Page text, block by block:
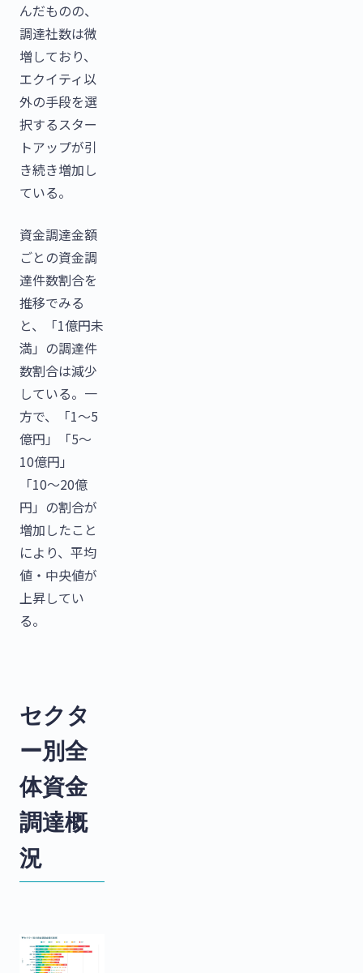
んだものの、
調達社数は微
増しており、
エクイティ以
外の手段を選
択するスター
トアップが引
き続き増加し
ている。
資金調達金額
ごとの資金調
達件数割合を
推移でみる
と、「1億円未
満」の調達件
数割合は減少
している。一
方で、「1〜5
億円」「5〜
10億円」
「10〜20億
円」の割合が
増加したこと
により、平均
値・中央値が
上昇してい
る。
セクタ
ー別全
体資金
調達概
況